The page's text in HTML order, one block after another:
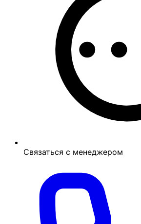
Связаться с менеджером